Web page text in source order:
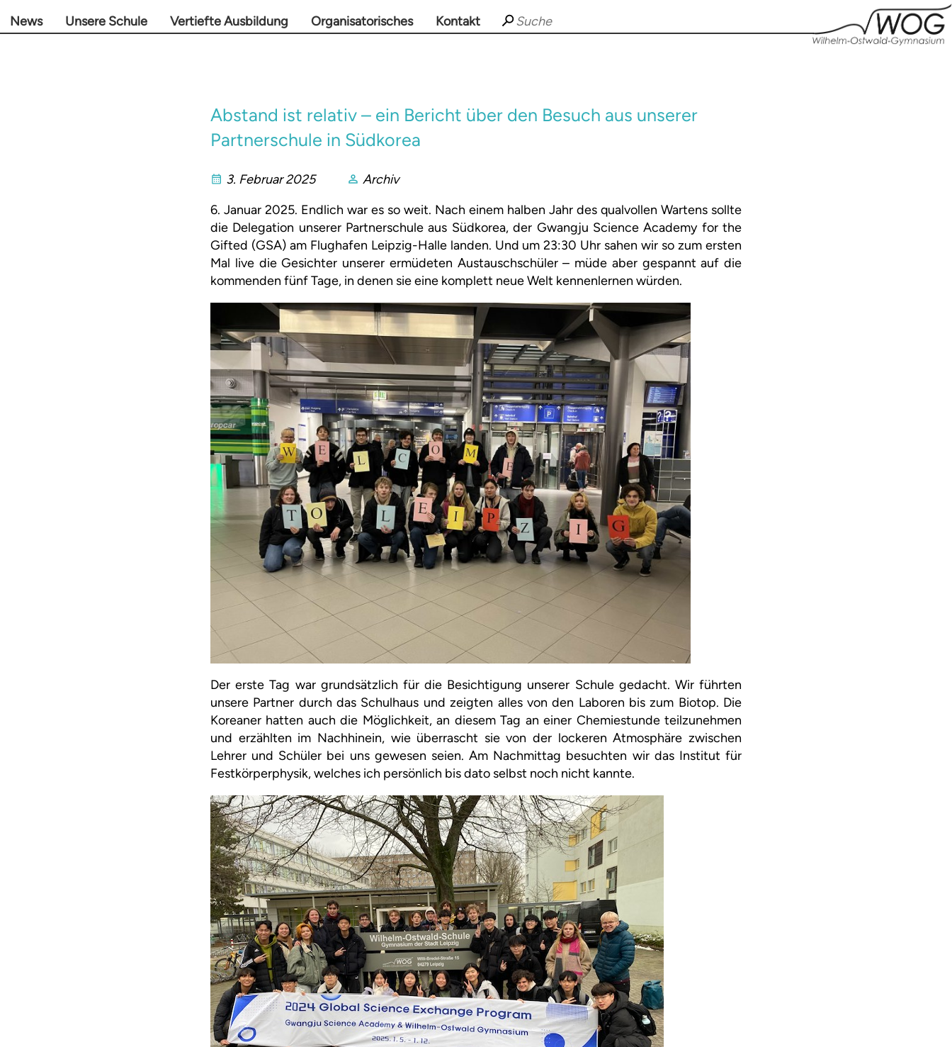
News Unsere Schule Vertiefte Ausbildung Organisatorisches Kontakt
Abstand ist relativ – ein Bericht über den Besuch aus unserer
Partnerschule in Südkorea
3. Februar 2025
Archiv
6. Januar 2025. Endlich war es so weit. Nach einem halben Jahr des qualvollen Wartens sollte
die Delegation unserer Partnerschule aus Südkorea, der Gwangju Science Academy for the
Gifted (GSA) am Flughafen Leipzig-Halle landen. Und um 23:30 Uhr sahen wir so zum ersten
Mal live die Gesichter unserer ermüdeten Austauschschüler – müde aber gespannt auf die
kommenden fünf Tage, in denen sie eine komplett neue Welt kennenlernen würden.
Der erste Tag war grundsätzlich für die Besichtigung unserer Schule gedacht. Wir führten
unsere Partner durch das Schulhaus und zeigten alles von den Laboren bis zum Biotop. Die
Koreaner hatten auch die Möglichkeit, an diesem Tag an einer Chemiestunde teilzunehmen
und erzählten im Nachhinein, wie überrascht sie von der lockeren Atmosphäre zwischen
Lehrer und Schüler bei uns gewesen seien. Am Nachmittag besuchten wir das Institut für
Festkörperphysik, welches ich persönlich bis dato selbst noch nicht kannte.